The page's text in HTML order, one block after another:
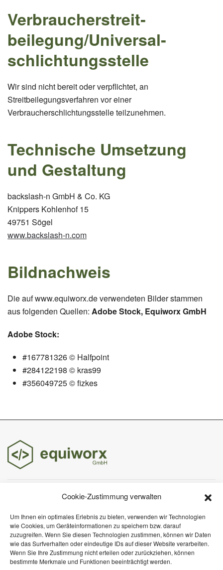
Cookie-Zustimmung verwalten
Um Ihnen ein optimales Erlebnis zu bieten, verwenden wir Technologien
wie Cookies, um Geräteinformationen zu speichern bzw. darauf
zuzugreifen. Wenn Sie diesen Technologien zustimmen, können wir Daten
wie das Surfverhalten oder eindeutige IDs auf dieser Website verarbeiten.
Wenn Sie Ihre Zustimmung nicht erteilen oder zurückziehen, können
bestimmte Merkmale und Funktionen beeinträchtigt werden.
Verbraucher­streit­
beilegung/Universal­
schlichtungs­stelle
Wir sind nicht bereit oder verpflichtet, an
Streitbeilegungsverfahren vor einer
Verbraucherschlichtungsstelle teilzunehmen.
Technische Umsetzung
und Gestaltung
backslash-n GmbH & Co. KG
Knippers Kohlenhof 15
49751 Sögel
www.backslash-n.com
Bildnachweis
Die auf www.equiworx.de verwendeten Bilder stammen
aus folgenden Quellen: Adobe Stock, Equiworx GmbH
Adobe Stock:
#167781326 © Halfpoint
#284122198 © kras99
#356049725 © fizkes
49661 Cloppenburg
04471 – 7078170
team@equiworx.de